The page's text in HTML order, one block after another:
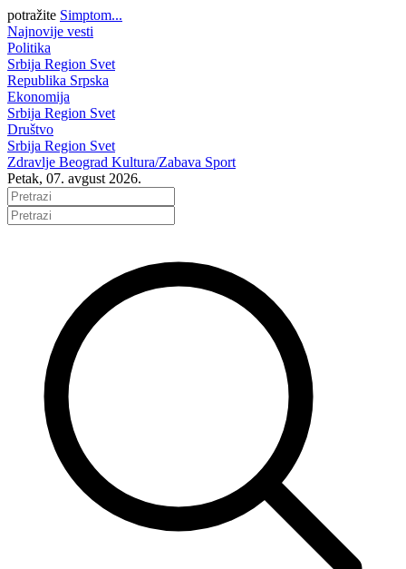
potražite Simptom...
Najnovije vesti
Politika
Srbija Region Svet
Republika Srpska
Ekonomija
Srbija Region Svet
Društvo
Srbija Region Svet
Zdravlje Beograd Kultura/Zabava Sport
Petak, 07. avgust 2026.